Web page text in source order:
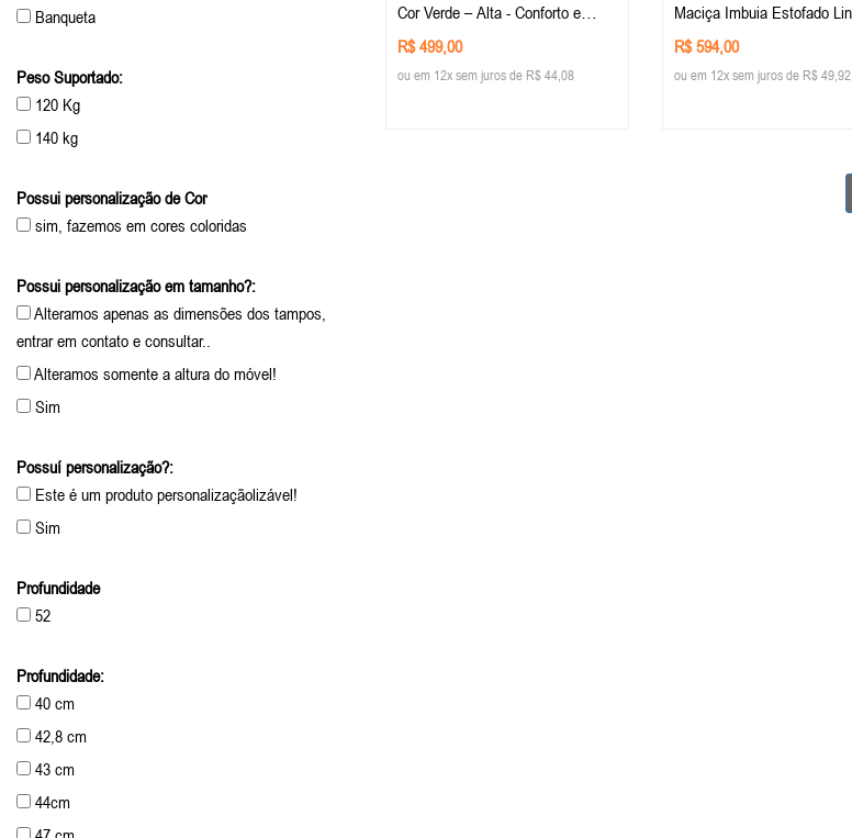
Banqueta
Peso Suportado:
120 Kg
140 kg
Possui personalização de Cor
sim, fazemos em cores coloridas
Possui personalização em tamanho?:
Alteramos apenas as dimensões dos tampos,
entrar em contato e consultar..
Alteramos somente a altura do móvel!
Sim
Possuí personalização?:
Este é um produto personalizaçãolizável!
Sim
Profundidade
52
Profundidade:
40 cm
42,8 cm
43 cm
44cm
Cor Verde – Alta - Conforto e
Estilo para sua Decoração -
Mobiliario Rústico
R$ 499,00
ou em 12x sem juros de R$ 44,08
Maciça Imbuia Estofado Linho
Cinza
R$ 594,00
ou em 12x sem juros de R$ 49,92